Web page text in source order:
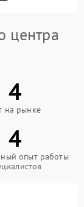
центра
4
на рынке
4
опыт работы